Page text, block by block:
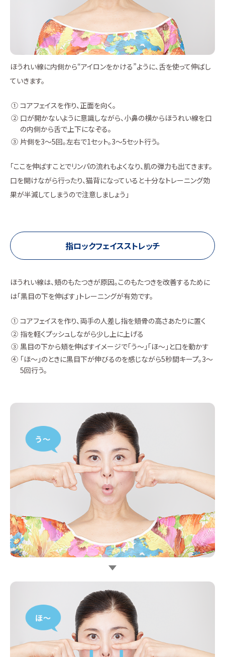
ほうれい線に内側から“アイロンをかける”ように、舌を使って伸ばし
ていきます。
コアフェイスを作り、正面を向く。
口が開かないように意識しながら、小鼻の横からほうれい線を口
の内側から舌で上下になぞる。
片側を3～5回。左右で1セット。3～5セット行う。
「ここを伸ばすことでリンパの流れもよくなり、肌の弾力も出てきます。
口を開けながら行ったり、猫背になっていると十分なトレーニング効
果が半減してしまうので注意しましょう」
指ロックフェイスストレッチ
ほうれい線は、頬のもたつきが原因。このもたつきを改善するために
は「黒目の下を伸ばす」トレーニングが有効です。
コアフェイスを作り、両手の人差し指を頬骨の高さあたりに置く
指を軽くプッシュしながら少し上に上げる
黒目の下から頬を伸ばすイメージで「う～」「ほ～」と口を動かす
「ほ～」のときに黒目下が伸びるのを感じながら5秒間キープ。3〜
5回行う。